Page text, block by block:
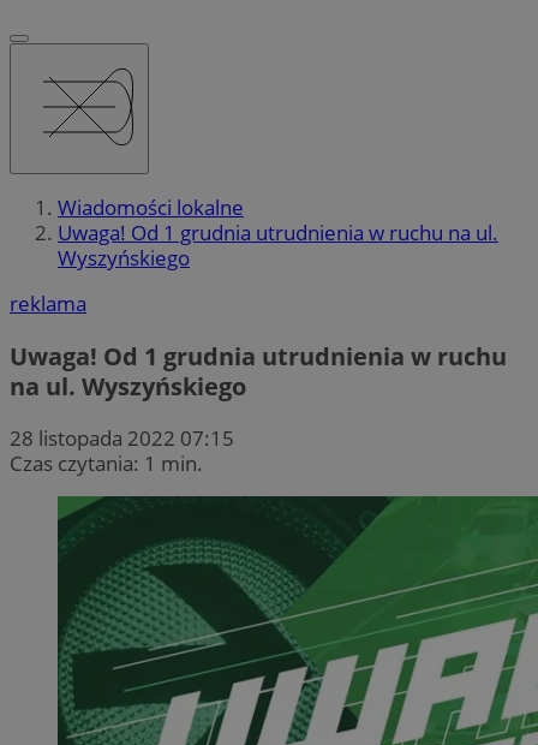
Wiadomości lokalne
Uwaga! Od 1 grudnia utrudnienia w ruchu na ul.
Wyszyńskiego
reklama
Uwaga! Od 1 grudnia utrudnienia w ruchu
na ul. Wyszyńskiego
28 listopada 2022 07:15
Czas czytania: 1 min.